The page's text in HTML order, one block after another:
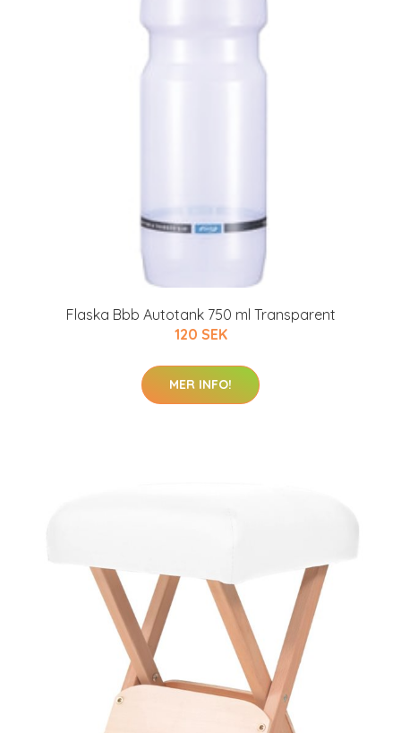
Flaska Bbb Autotank 750 ml Transparent
120 SEK
MER INFO!